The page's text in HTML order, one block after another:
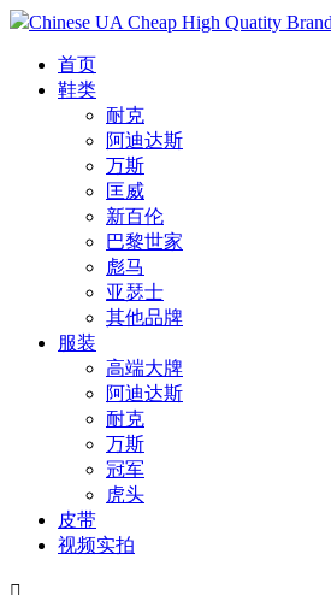
Chinese UA Cheap High Quatity
首页
鞋类
耐克
阿迪达斯
万斯
匡威
新百伦
巴黎世家
彪马
亚瑟士
其他品牌
服装
高端大牌
阿迪达斯
耐克
万斯
冠军
虎头
皮带
视频实拍